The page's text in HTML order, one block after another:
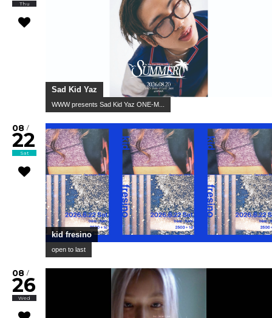
Thu
Sad Kid Yaz
WWW presents Sad Kid Yaz ONE-M...
08 /
22
Sat
kid fresino
open to last
08 /
26
Wed